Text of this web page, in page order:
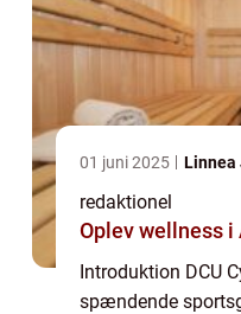
01 juni 2025 Linnea
redaktionel
Oplev wellness i
Introduktion DCU
spændende